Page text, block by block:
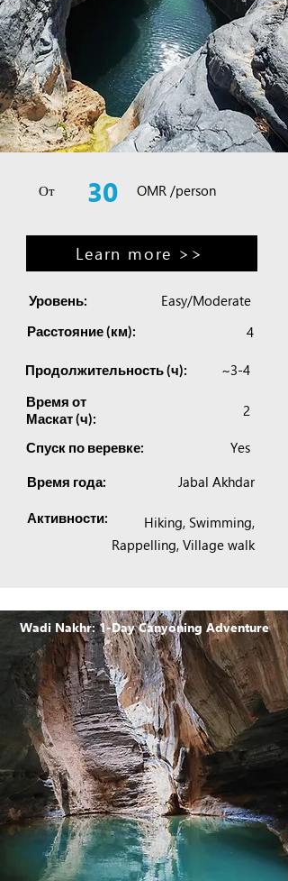
От 30 OMR /person
Learn more >>
Уровень: Easy/Moderate
Расстояние (км): 4
Продолжительность (ч): ~3-4
Время от
Маскат (ч):
Спуск по веревке:
2
Yes
Время года: Jabal Akhdar
Активности:
Hiking, Swimming,
Rappelling, Village walk
Wadi Nakhr: 1-Day Canyoning Adventure